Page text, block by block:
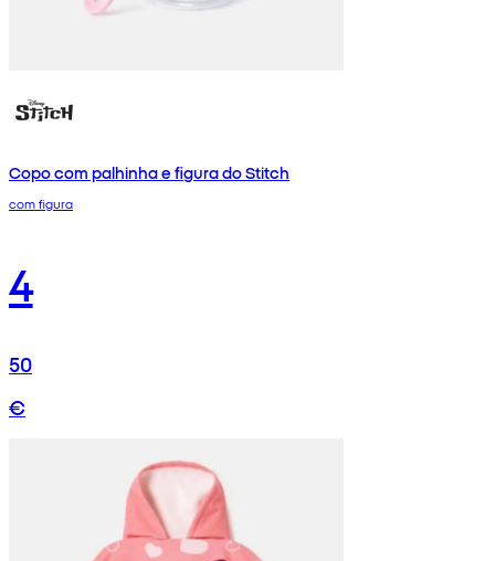
Copo com palhinha e figura do Stitch
com figura
4
50
€